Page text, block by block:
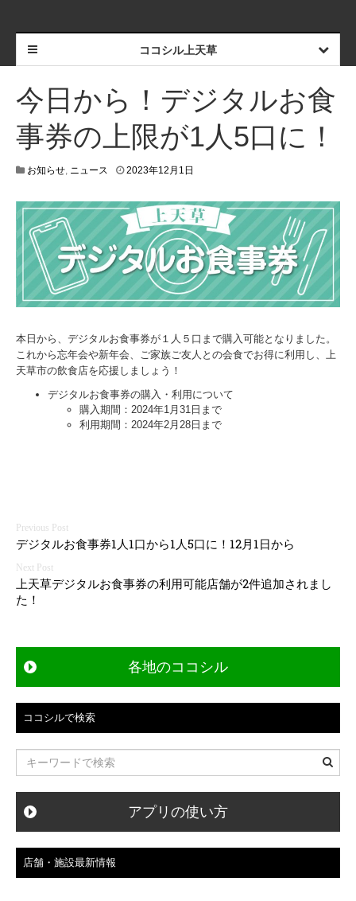
ココシル上天草
今日から！デジタルお食
事券の上限が1人5口に！
お知らせ, ニュース 2023年12月1日
3
年
1
2
月
1
日
本日から、デジタルお食事券が１人５口まで購入可能となりました。
これから忘年会や新年会、ご家族ご友人との会食でお得に利用し、上
天草市の飲食店を応援しましょう！
デジタルお食事券の購入・利用について
購入期間：2024年1月31日まで
利用期間：2024年2月28日まで
投
稿
ナ
ビ
ョ
デジタルお食事券1人1口から1人5口に！12月1日から
上天草デジタルお食事券の利用可能店舗が2件追加されまし
た！
各地のココシル
ココシルで検索
アプリの使い方
店舗・施設最新情報